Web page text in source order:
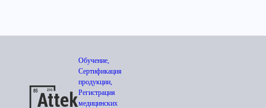
Обучение,
Сертификация
продукции,
Регистрация
медицинских